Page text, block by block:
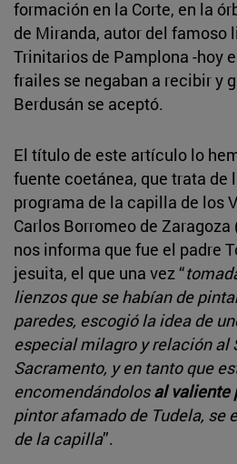
formación en la Corte, en la
de Miranda, autor del famoso
Trinitarios de Pamplona -hoy
frailes se negaban a recibir y
Berdusán se aceptó.
El título de este artículo lo
fuente coetánea, que trata de
programa de la capilla de los
Carlos Borromeo de Zaragoza
nos informa que fue el padre
jesuita, el que una vez “
lienzos que se habían de
paredes, escogió la idea de
especial milagro y relación al
Sacramento, y en tanto que
encomendándolosal valiente
pintor afamado de Tudela, se
de la capilla”.